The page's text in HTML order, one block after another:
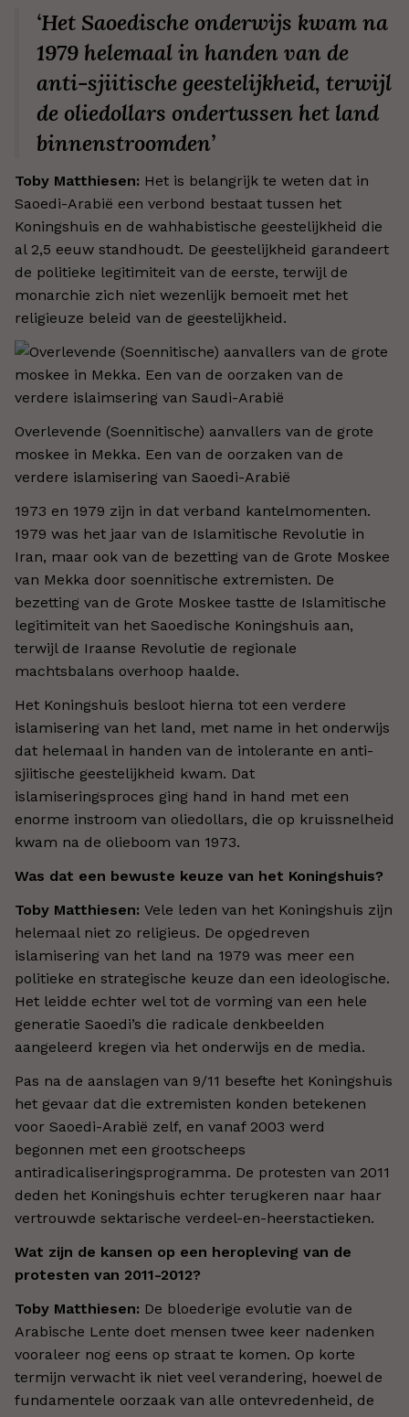
‘Het Saoedische onderwijs kwam na
1979 helemaal in handen van de
anti-sjiitische geestelijkheid, terwijl
de oliedollars ondertussen het land
binnenstroomden’
Toby Matthiesen: Het is belangrijk te weten dat in
Saoedi-Arabië een verbond bestaat tussen het
Koningshuis en de wahhabistische geestelijkheid die
al 2,5 eeuw standhoudt. De geestelijkheid garandeert
de politieke legitimiteit van de eerste, terwijl de
monarchie zich niet wezenlijk bemoeit met het
religieuze beleid van de geestelijkheid.
Overlevende (Soennitische) aanvallers van de grote
moskee in Mekka. Een van de oorzaken van de
verdere islamisering van Saoedi-Arabië
1973 en 1979 zijn in dat verband kantelmomenten.
1979 was het jaar van de Islamitische Revolutie in
Iran, maar ook van de bezetting van de Grote Moskee
van Mekka door soennitische extremisten. De
bezetting van de Grote Moskee tastte de Islamitische
legitimiteit van het Saoedische Koningshuis aan,
terwijl de Iraanse Revolutie de regionale
machtsbalans overhoop haalde.
Het Koningshuis besloot hierna tot een verdere
islamisering van het land, met name in het onderwijs
dat helemaal in handen van de intolerante en anti-
sjiitische geestelijkheid kwam. Dat
islamiseringsproces ging hand in hand met een
enorme instroom van oliedollars, die op kruissnelheid
kwam na de olieboom van 1973.
Was dat een bewuste keuze van het Koningshuis?
Toby Matthiesen: Vele leden van het Koningshuis zijn
helemaal niet zo religieus. De opgedreven
islamisering van het land na 1979 was meer een
politieke en strategische keuze dan een ideologische.
Het leidde echter wel tot de vorming van een hele
generatie Saoedi’s die radicale denkbeelden
aangeleerd kregen via het onderwijs en de media.
Pas na de aanslagen van 9/11 besefte het Koningshuis
het gevaar dat die extremisten konden betekenen
voor Saoedi-Arabië zelf, en vanaf 2003 werd
begonnen met een grootscheeps
antiradicaliseringsprogramma. De protesten van 2011
deden het Koningshuis echter terugkeren naar haar
vertrouwde sektarische verdeel-en-heerstactieken.
Wat zijn de kansen op een heropleving van de
protesten van 2011-2012?
Toby Matthiesen: De bloederige evolutie van de
Arabische Lente doet mensen twee keer nadenken
vooraleer nog eens op straat te komen. Op korte
termijn verwacht ik niet veel verandering, hoewel de
fundamentele oorzaak van alle ontevredenheid, de